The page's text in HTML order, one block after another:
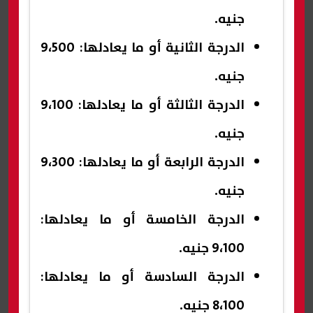
جنيه.
الدرجة الثانية أو ما يعادلها: 9،500
جنيه.
الدرجة الثالثة أو ما يعادلها: 9،100
جنيه.
الدرجة الرابعة أو ما يعادلها: 9،300
جنيه.
الدرجة الخامسة أو ما يعادلها:
9،100 جنيه.
الدرجة السادسة أو ما يعادلها:
8،100 جنيه.